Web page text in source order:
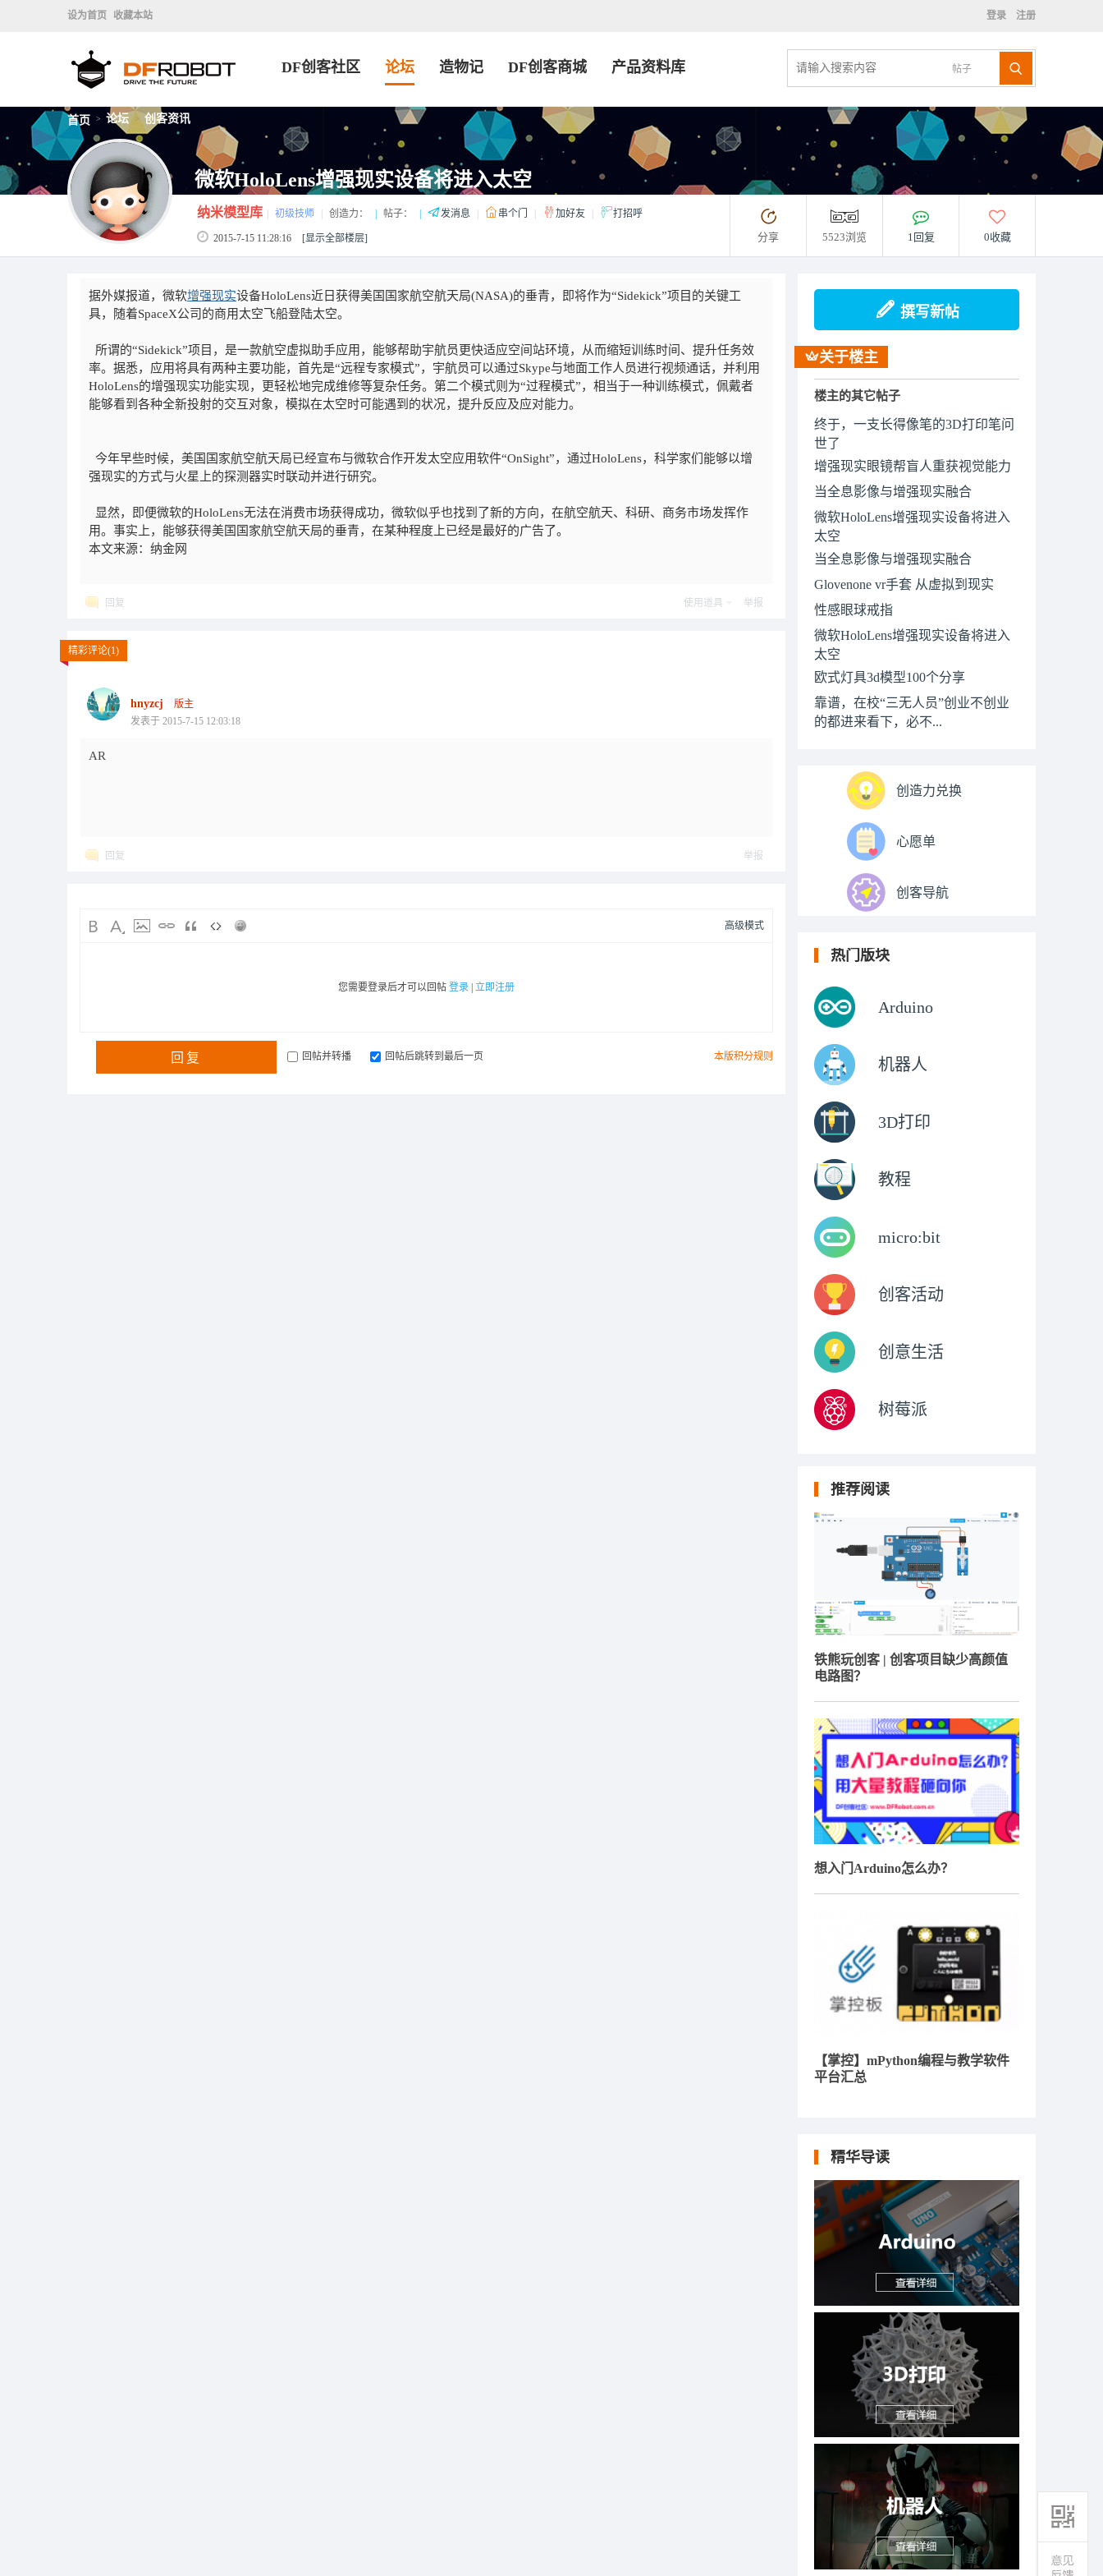
设为首页 收藏本站 登录 注册
帖子
DF创客社区 论坛 造物记 DF创客商城 产品资料库
首页 > 论坛 > 创客资讯
微软HoloLens增强现实设备将进入太空
纳米模型库 初级技师 创造力： 帖子： 发消息 串个门 加好友 打招呼
2015-7-15 11:28:16 [显示全部楼层] 分享 5523浏览 1回复 0收藏
据外媒报道，微软增强现实设备HoloLens近日获得美国国家航空航天局(NASA)的垂青，即将作为“Sidekick”项目的关键工
具，随着SpaceX公司的商用太空飞船登陆太空。
所谓的“Sidekick”项目，是一款航空虚拟助手应用，能够帮助宇航员更快适应空间站环境，从而缩短训练时间、提升任务效
率。据悉，应用将具有两种主要功能，首先是“远程专家模式”，宇航员可以通过Skype与地面工作人员进行视频通话，并利用
HoloLens的增强现实功能实现，更轻松地完成维修等复杂任务。第二个模式则为“过程模式”，相当于一种训练模式，佩戴者
能够看到各种全新投射的交互对象，模拟在太空时可能遇到的状况，提升反应及应对能力。
今年早些时候，美国国家航空航天局已经宣布与微软合作开发太空应用软件“OnSight”，通过HoloLens，科学家们能够以增
强现实的方式与火星上的探测器实时联动并进行研究。
显然，即便微软的HoloLens无法在消费市场获得成功，微软似乎也找到了新的方向，在航空航天、科研、商务市场发挥作
用。事实上，能够获得美国国家航空航天局的垂青，在某种程度上已经是最好的广告了。
本文来源：纳金网
回复 使用道具 举报
精彩评论(1)
hnyzcj
版主
发表于 2015-7-15 12:03:18
AR
回复 举报
高级模式
您需要登录后才可以回帖 登录 立即注册
本版积分规则
回复 回帖并转播 回帖后跳转到最后一页
撰写新帖
关于楼主
楼主的其它帖子
终于，一支长得像笔的3D打印笔问
世了
增强现实眼镜帮盲人重获视觉能力
当全息影像与增强现实融合
微软HoloLens增强现实设备将进入
太空
当全息影像与增强现实融合
Glovenone vr手套 从虚拟到现实
性感眼球戒指
微软HoloLens增强现实设备将进入
太空
欧式灯具3d模型100个分享
靠谱，在校“三无人员”创业不创业
的都进来看下，必不...
创造力兑换
心愿单
创客导航
热门版块
Arduino
机器人
3D打印
教程
micro:bit
创客活动
创意生活
树莓派
推荐阅读
铁熊玩创客 | 创客项目缺少高颜值
电路图？
想入门Arduino怎么办？
【掌控】mPython编程与教学软件
平台汇总
精华导读